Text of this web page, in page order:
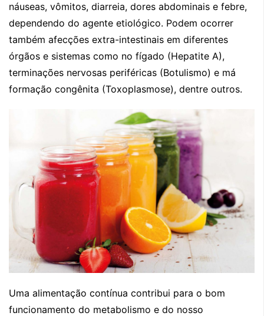
náuseas, vômitos, diarreia, dores abdominais e febre,
dependendo do agente etiológico. Podem ocorrer
também afecções extra-intestinais em diferentes
órgãos e sistemas como no fígado (Hepatite A),
terminações nervosas periféricas (Botulismo) e má
formação congênita (Toxoplasmose), dentre outros.
Uma alimentação contínua contribui para o bom
funcionamento do metabolismo e do nosso